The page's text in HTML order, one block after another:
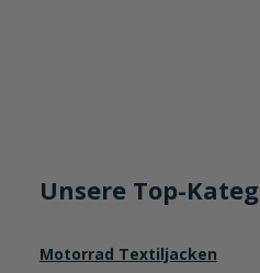
Unsere Top-
Motorrad Textiljacken